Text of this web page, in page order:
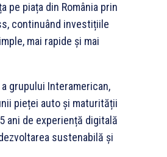
pe piața din România prin
continuând investițiile
mai rapide și mai
grupului Interamerican,
pieței auto și maturității
ani de experiență digitală
sustenabilă și